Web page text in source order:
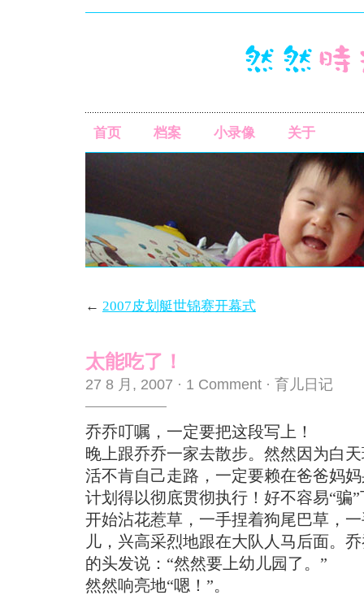
首页 档案 小录像 关于
← 2007皮划艇世锦赛开幕式
太能吃了！
27 8 月, 2007 · 1 Comment · 育儿日记
乔乔叮嘱，一定要把这段写上！
晚上跟乔乔一家去散步。然然因为白
活不肯自己走路，一定要赖在爸爸妈
计划得以彻底贯彻执行！好不容易“骗
开始沾花惹草，一手捏着狗尾巴草，
儿，兴高采烈地跟在大队人马后面。
的头发说：“然然要上幼儿园了。”
然然响亮地“嗯！”。